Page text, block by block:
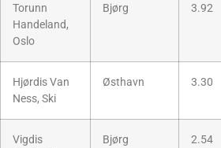
Torunn
Handeland,
Oslo
Bjørg 3.92
Hjørdis Van
Ness, Ski
Østhavn 3.30
Vigdis
Bjørg 2.54